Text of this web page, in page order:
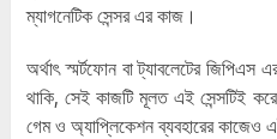
ম্যাগনেটিক সেন্সর এর কাজ।
অর্থাৎ স্মর্টফোন বা ট্যাবলেটের জিপিএস
থাকি, সেই কাজটি মূলত এই সেন্সটিই
গেম ও অ্যাপ্লিকেশন ব্যবহারের কাজেও